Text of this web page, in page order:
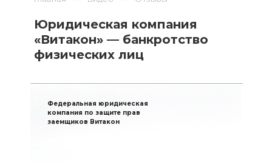
Юридическая компания
«Витакон» — банкротство
физических лиц
Федеральная юридическая
компания по защите прав
заемщиков Витакон